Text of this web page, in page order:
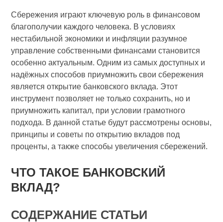
Сбережения играют ключевую роль в финансовом
благополучии каждого человека. В условиях
нестабильной экономики и инфляции разумное
управление собственными финансами становится
особенно актуальным. Одним из самых доступных и
надёжных способов приумножить свои сбережения
является открытие банковского вклада. Этот
инструмент позволяет не только сохранить, но и
приумножить капитал, при условии грамотного
подхода. В данной статье будут рассмотрены основы,
принципы и советы по открытию вкладов под
проценты, а также способы увеличения сбережений.
ЧТО ТАКОЕ БАНКОВСКИЙ
ВКЛАД?
СОДЕРЖАНИЕ СТАТЬИ